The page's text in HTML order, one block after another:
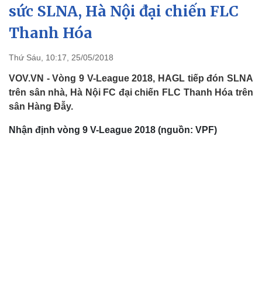
Đảng
Tổ chức nhân sự
Quốc hội
Tin 24h
Dự báo thời tiết
sức SLNA, Hà Nội đại chiến FLC
Thanh Hóa
Thứ Sáu, 10:17, 25/05/2018
VOV.VN - Vòng 9 V-League 2018, HAGL tiếp đón SLNA
trên sân nhà, Hà Nội FC đại chiến FLC Thanh Hóa trên
sân Hàng Đẫy.
Nhận định vòng 9 V-League 2018 (nguồn: VPF)